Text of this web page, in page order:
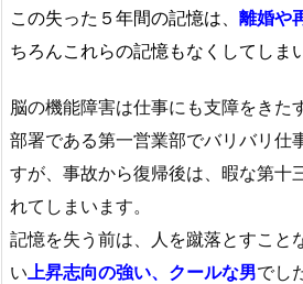
この失った５年間の記憶は、 離婚や
ちろんこれらの記憶もなくしてしま
脳の機能障害は仕事にも支障をきた
部署である第一営業部でバリバリ仕
すが、事故から復帰後は、暇な第十
れてしまいます。
記憶を失う前は、人を蹴落とすこと
い 上昇志向の強い、クールな男でし